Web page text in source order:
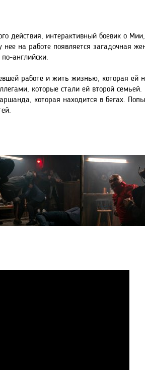
действия, интерактивный боевик о
на работе появляется загадочная
английски.
работе и жить жизнью, которая ей
которые стали ей второй
которая находится в бегах.